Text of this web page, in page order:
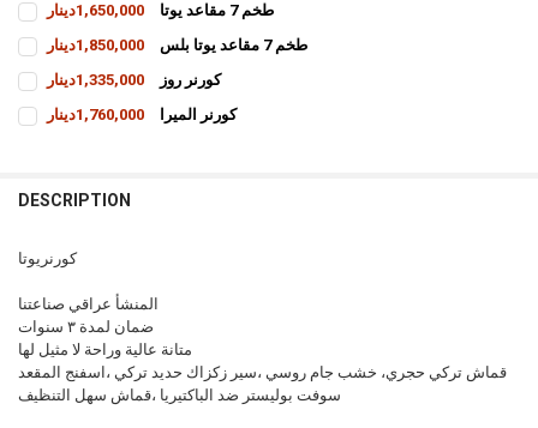
طخم 7 مقاعد يوتا
1,650,000دينار
CURRENT
STOCK:
QUANTITY:
طخم 7 مقاعد يوتا بلس
1,850,000دينار
CURRENT
STOCK:
QUANTITY:
كورنر روز
1,335,000دينار
CURRENT
STOCK:
QUANTITY:
كورنر الميرا
1,760,000دينار
DESCRIPTION
كورنريوتا
المنشأ عراقي صناعتنا
ضمان لمدة ٣ سنوات
متانة عالية وراحة لا مثيل لها
قماش تركي حجري، خشب جام روسي ،سير زكزاك حديد تركي ،اسفنج المقعد
سوفت بوليستر ضد الباكتيريا ،قماش سهل التنظيف